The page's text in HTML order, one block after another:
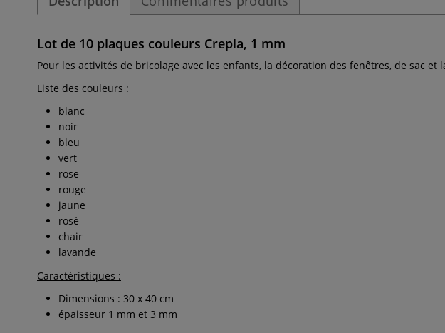
Lot de 10 plaques couleurs Crepla, 1 mm
Pour les activités de bricolage avec les enfants, la décoration des fenêtres, de sac
Liste des couleurs :
blanc
noir
bleu
vert
rose
rouge
jaune
rosé
chair
lavande
Caractéristiques :
Dimensions : 30 x 40 cm
épaisseur 1 mm et 3 mm